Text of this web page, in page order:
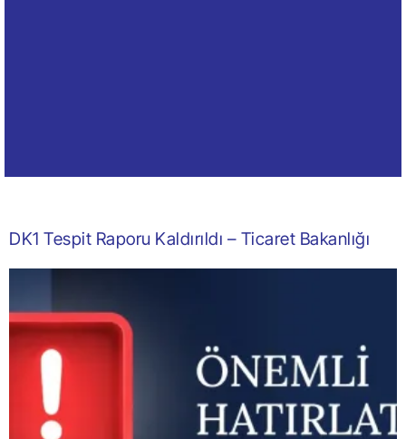
DK1 Tespit Raporu Kaldırıldı – Ticaret Bakanlığı